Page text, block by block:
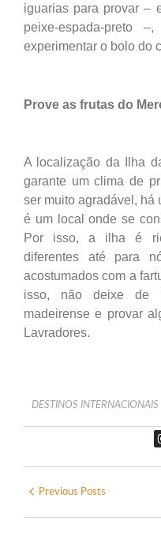
iguarias para provar –
peixe-espada-preto
experimentar o bolo do
Prove as frutas do
A localização da Ilha
garante um clima de
ser muito agradável, há
é um local onde se
Por isso, a ilha é
diferentes até para
acostumados com a
isso, não deixe de
madeirense e provar
Lavradores.
DESTINOS INTERNACIONAIS
Previous Posts